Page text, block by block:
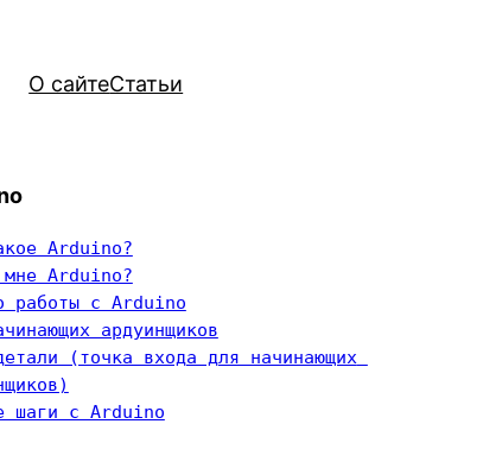
О сайтеСтатьи
Arduino?
мне Arduino?
работы с Arduino
ардуинщиков
(точка входа для начинающих
шаги с Arduino